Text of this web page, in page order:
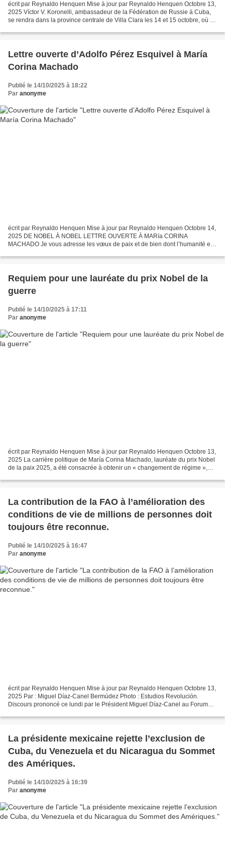
écrit par Reynaldo Henquen Mise à jour par Reynaldo Henquen Octobre 13,
2025 Víctor V. Koronelli, ambassadeur de la Fédération de Russie à Cuba,
se rendra dans la province centrale de Villa Clara les 14 et 15 octobre, où il
Lettre ouverte d’Adolfo Pérez Esquivel à María
Corina Machado
Publié le 14/10/2025 à 18:22
Par anonyme
écrit par Reynaldo Henquen Mise à jour par Reynaldo Henquen Octobre 14,
2025 DE NOBEL À NOBEL LETTRE OUVERTE À MARía CORINA
MACHADO Je vous adresse les vœux de paix et de bien dont l’humanité et
Requiem pour une lauréate du prix Nobel de la
guerre
Publié le 14/10/2025 à 17:11
Par anonyme
écrit par Reynaldo Henquen Mise à jour par Reynaldo Henquen Octobre 13,
2025 La carrière politique de María Corina Machado, lauréate du prix Nobel
de la paix 2025, a été consacrée à obtenir un « changement de régime »,
La contribution de la FAO à l’amélioration des
conditions de vie de millions de personnes doit
toujours être reconnue.
Publié le 14/10/2025 à 16:47
Par anonyme
écrit par Reynaldo Henquen Mise à jour par Reynaldo Henquen Octobre 13,
2025 Par : Miguel Díaz-Canel Bermúdez Photo : Estudios Revolución.
Discours prononcé ce lundi par le Président Miguel Díaz-Canel au Forum
La présidente mexicaine rejette l’exclusion de
Cuba, du Venezuela et du Nicaragua du Sommet
des Amériques.
Publié le 14/10/2025 à 16:39
Par anonyme